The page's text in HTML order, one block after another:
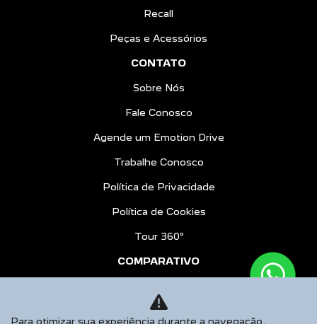
Recall
Peças e Acessórios
CONTATO
Sobre Nós
Fale Conosco
Agende um Emotion Drive
Trabalhe Conosco
Política de Privacidade
Política de Cookies
Tour 360º
COMPARATIVO
AGENDE UM TEST DRIVE
Para otimizar sua experiência durante a navegação,